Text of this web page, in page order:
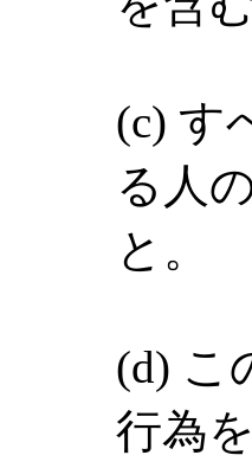
(c) す
る人
と。
(d) こ
行為